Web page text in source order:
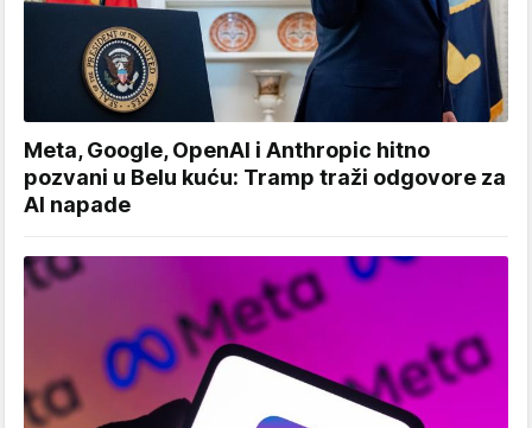
Meta, Google, OpenAI i Anthropic hitno
pozvani u Belu kuću: Tramp traži odgovore za
AI napade